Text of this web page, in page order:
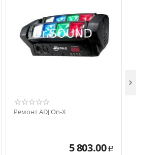
Ремонт ADJ On-X
5 803.00 Р
